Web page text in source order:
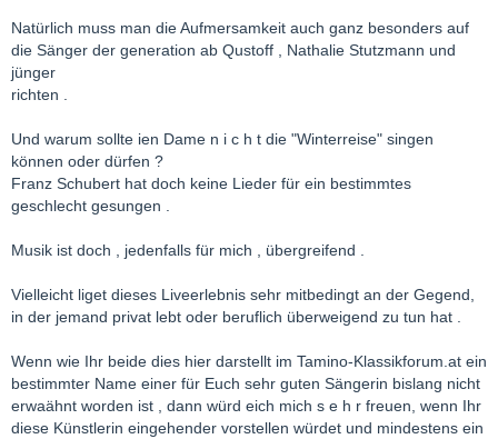
Natürlich muss man die Aufmersamkeit auch ganz besonders auf
die Sänger der generation ab Qustoff , Nathalie Stutzmann und
jünger
richten .
Und warum sollte ien Dame n i c h t die "Winterreise" singen
können oder dürfen ?
Franz Schubert hat doch keine Lieder für ein bestimmtes
geschlecht gesungen .
Musik ist doch , jedenfalls für mich , übergreifend .
Vielleicht liget dieses Liveerlebnis sehr mitbedingt an der Gegend,
in der jemand privat lebt oder beruflich überweigend zu tun hat .
Wenn wie Ihr beide dies hier darstellt im Tamino-Klassikforum.at ein
bestimmter Name einer für Euch sehr guten Sängerin bislang nicht
erwaähnt worden ist , dann würd eich mich s e h r freuen, wenn Ihr
diese Künstlerin eingehender vorstellen würdet und mindestens ein